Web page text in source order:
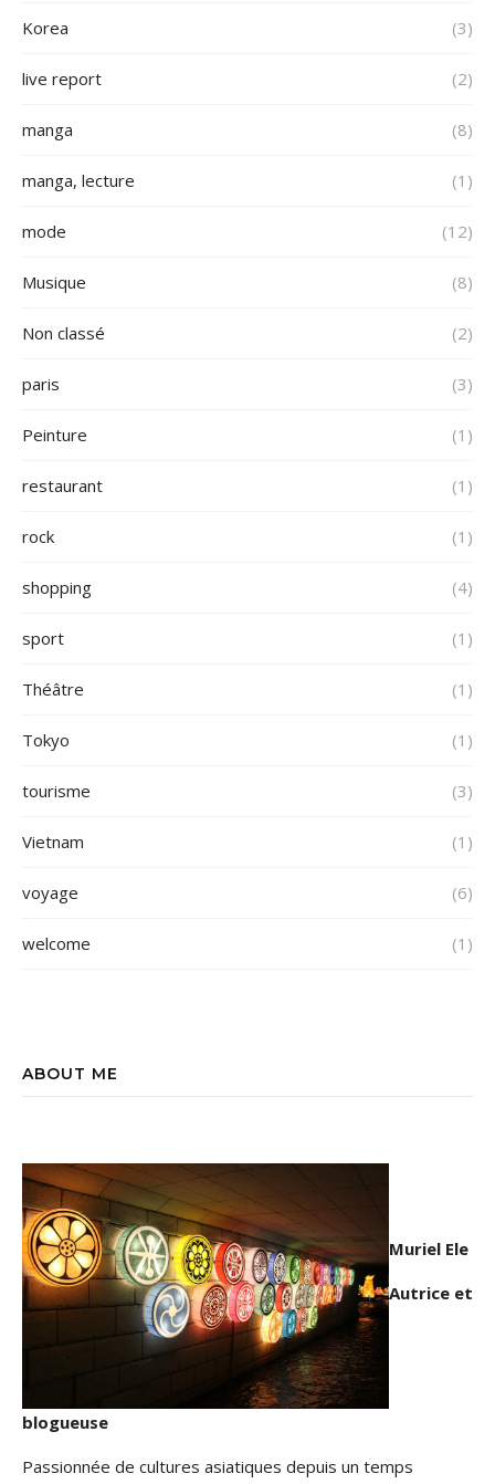
Korea (3)
live report (2)
manga (8)
manga, lecture (1)
mode (12)
Musique (8)
Non classé (2)
paris (3)
Peinture (1)
restaurant (1)
rock (1)
shopping (4)
sport (1)
Théâtre (1)
Tokyo (1)
tourisme (3)
Vietnam (1)
voyage (6)
welcome (1)
ABOUT ME
Muriel Ele
Autrice et
blogueuse
Passionnée de cultures asiatiques depuis un temps